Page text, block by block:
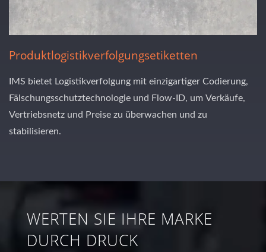
Produktlogistikverfolgungsetiketten
IMS bietet Logistikverfolgung mit einzigartiger Codierung,
Fälschungsschutztechnologie und Flow-ID, um Verkäufe,
Vertriebsnetz und Preise zu überwachen und zu
stabilisieren.
WERTEN SIE IHRE MARKE
DURCH DRUCK